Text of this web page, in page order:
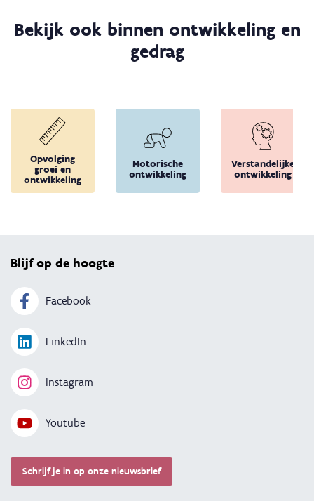
Bekijk ook binnen ontwikkeling en
gedrag
Opvolging
groei en
ontwikkeling
Motorische
ontwikkeling
Verstandelijke
ontwikkeling
Blijf op de hoogte
Facebook
LinkedIn
Instagram
Youtube
Schrijf je in op onze nieuwsbrief